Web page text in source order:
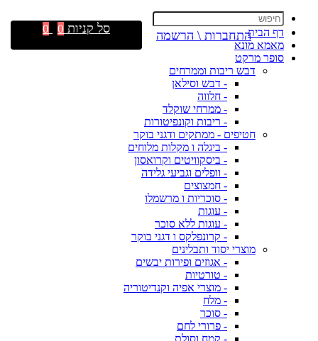
דף הבית
מאמא מונא
סופר מרקט
דבש ריבות וממרחים
- דבש וסילאן
- חלווה
- ממרחי שוקלד
- ריבות וקונפיטורות
חטיפים - ממתקים ודגני בוקר
- ביגלה ו מקלות מלוחים
- ביסקוויטים וקרואסון
- וופלים וגביעי גלידה
- חמצוצים
- סוכריות ו מרשמלו
- עוגות
- עוגות ללא סוכר
- קרונפלקס ו דגני בוקר
מוצרי יסוד ותבלינים
- אגוזים ופירות יבשים
- טורטיות
- מוצרי אפיה וקנדיטוריה
- מלח
- סוכר
- פרורי לחם
- קמח וסולת
התחברות \ הרשמה סל קניות 0
0